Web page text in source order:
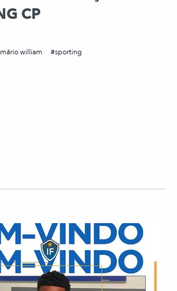
CP
mário william sporting